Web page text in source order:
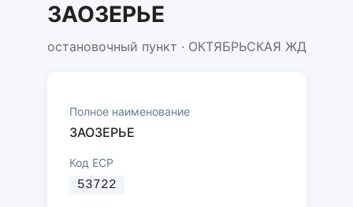
ЗАОЗЕРЬЕ
остановочный пункт · ОКТЯБРЬСКАЯ ЖД
Полное наименование
ЗАОЗЕРЬЕ
Код ЕСР
53722